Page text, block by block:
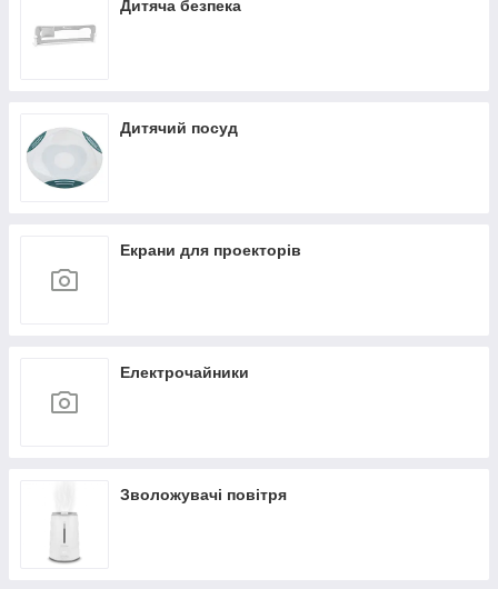
Дитяча безпека
Дитячий посуд
Екрани для проекторів
Електрочайники
Зволожувачі повітря